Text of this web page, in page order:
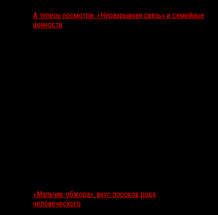
А теперь посмотри: «Неразрывная связь» и семейные
ценности
«Мальчик-обжора»: вкус пороков рода
человеческого